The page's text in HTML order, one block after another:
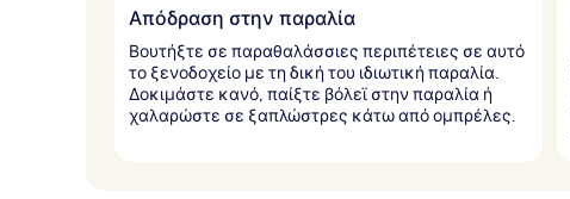
Απόδραση στην παραλία
Βουτήξτε σε παραθαλάσσιες περιπέτειες σε αυτό
το ξενοδοχείο με τη δική του ιδιωτική παραλία.
Δοκιμάστε κανό, παίξτε βόλεϊ στην παραλία ή
χαλαρώστε σε ξαπλώστρες κάτω από ομπρέλες.